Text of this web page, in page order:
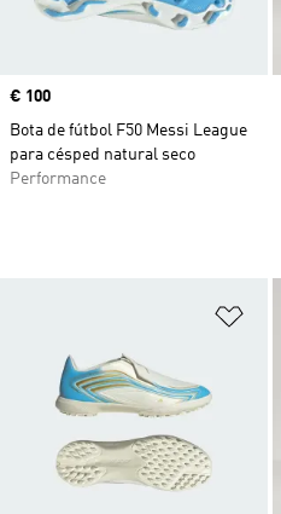
Precio
€ 100
Bota de fútbol F50 Messi League
para césped natural seco
Performance